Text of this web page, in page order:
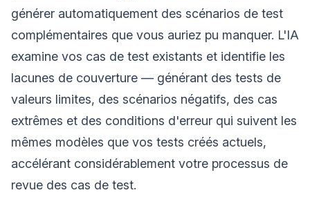
générer automatiquement des scénarios de test
complémentaires que vous auriez pu manquer. L'IA
examine vos cas de test existants et identifie les
lacunes de couverture — générant des tests de
valeurs limites, des scénarios négatifs, des cas
extrêmes et des conditions d'erreur qui suivent les
mêmes modèles que vos tests créés actuels,
accélérant considérablement votre processus de
revue des cas de test.